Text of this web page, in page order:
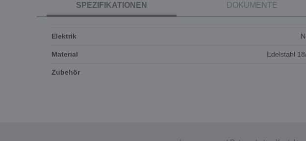
SPEZIFIKATIONEN DOKUMENTE
Elektrik
Material Edelstahl
Zubehör